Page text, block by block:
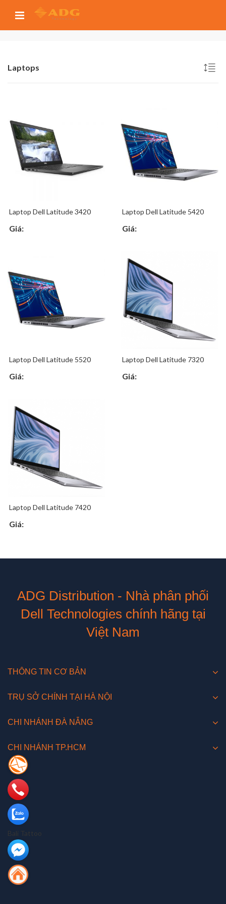
Laptops
Laptop Dell Latitude 3420
Giá:
Laptop Dell Latitude 5420
Giá:
Laptop Dell Latitude 5520
Giá:
Laptop Dell Latitude 7320
Giá:
Laptop Dell Latitude 7420
Giá:
ADG Distribution - Nhà phân phối
Dell Technologies chính hãng tại
Việt Nam
THÔNG TIN CƠ BẢN
TRỤ SỞ CHÍNH TẠI HÀ NỘI
CHI NHÁNH ĐÀ NẴNG
CHI NHÁNH TP.HCM
Bali Tattoo